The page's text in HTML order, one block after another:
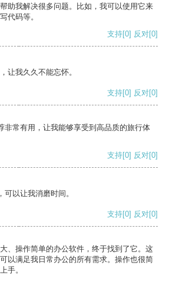
助我解决很多问题。比如，我可以使用它来
代码等。
支持[0] 反对[0]
让我久久不能忘怀。
支持[0] 反对[0]
非常有用，让我能够享受到高品质的旅行体
支持[0] 反对[0]
以让我消磨时间。
支持[0] 反对[0]
、操作简单的办公软件，终于找到了它。这
以满足我日常办公的所有需求。操作也很简
手。